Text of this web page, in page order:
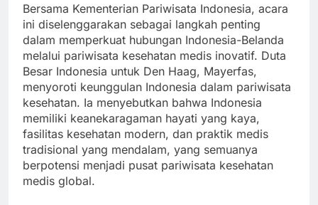
Bersama Kementerian Pariwisata Indonesia, acara
ini diselenggarakan sebagai langkah penting
dalam memperkuat hubungan Indonesia-Belanda
melalui pariwisata kesehatan medis inovatif. Duta
Besar Indonesia untuk Den Haag, Mayerfas,
menyoroti keunggulan Indonesia dalam pariwisata
kesehatan. Ia menyebutkan bahwa Indonesia
memiliki keanekaragaman hayati yang kaya,
fasilitas kesehatan modern, dan praktik medis
tradisional yang mendalam, yang semuanya
berpotensi menjadi pusat pariwisata kesehatan
medis global.